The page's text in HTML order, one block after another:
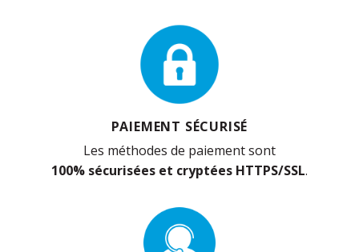
PAIEMENT SÉCURISÉ
Les méthodes de paiement sont
100% sécurisées et cryptées HTTPS/SSL.